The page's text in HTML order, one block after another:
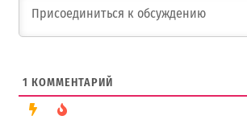
1 КОММЕНТАРИЙ